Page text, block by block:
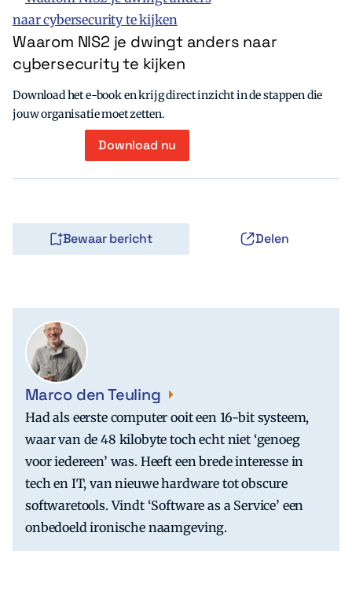
Waarom NIS2 je dwingt anders naar
cybersecurity te kijken
Download het e-book en krijg direct inzicht in de stappen die
jouw organisatie moet zetten.
Download nu
Bewaar bericht Delen
Marco den Teuling
Had als eerste computer ooit een 16-bit systeem,
waar van de 48 kilobyte toch echt niet ‘genoeg
voor iedereen’ was. Heeft een brede interesse in
tech en IT, van nieuwe hardware tot obscure
softwaretools. Vindt ‘Software as a Service’ een
onbedoeld ironische naamgeving.